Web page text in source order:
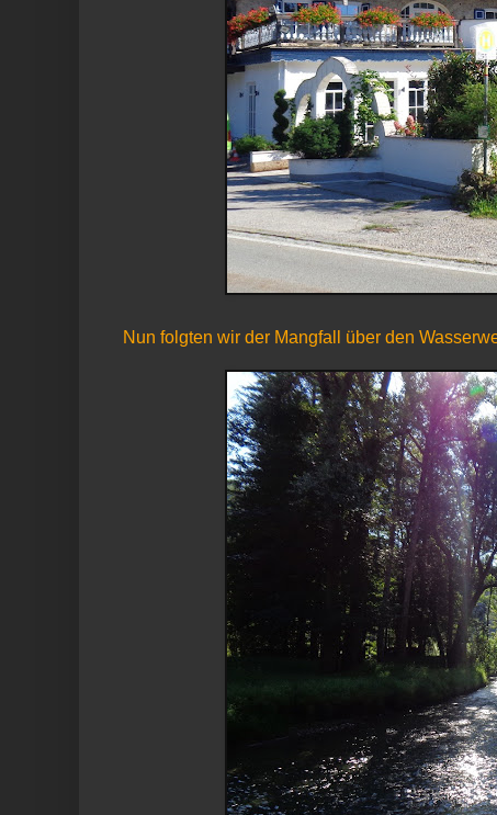
Nun folgten wir der Mangfall über den